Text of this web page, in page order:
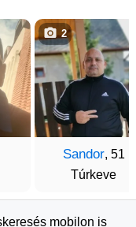
Sandor, 51
Túrkeve
2
mobilon is